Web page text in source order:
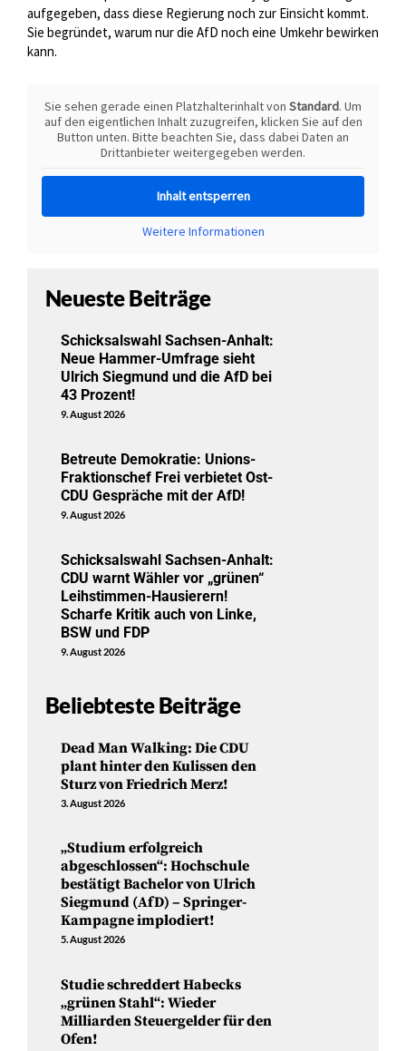
aufgegeben, dass diese Regierung noch zur Einsicht kommt.
Sie begründet, warum nur die AfD noch eine Umkehr bewirken
kann.
Sie sehen gerade einen Platzhalterinhalt von Standard. Um
auf den eigentlichen Inhalt zuzugreifen, klicken Sie auf den
Button unten. Bitte beachten Sie, dass dabei Daten an
Drittanbieter weitergegeben werden.
Inhalt entsperren
Weitere Informationen
Neueste Beiträge
Schicksalswahl Sachsen-Anhalt:
Neue Hammer-Umfrage sieht
Ulrich Siegmund und die AfD bei
43 Prozent!
9. August 2026
Betreute Demokratie: Unions-
Fraktionschef Frei verbietet Ost-
CDU Gespräche mit der AfD!
9. August 2026
Schicksalswahl Sachsen-Anhalt:
CDU warnt Wähler vor „grünen“
Leihstimmen-Hausierern!
Scharfe Kritik auch von Linke,
BSW und FDP
9. August 2026
Beliebteste Beiträge
Dead Man Walking: Die CDU
plant hinter den Kulissen den
Sturz von Friedrich Merz!
3. August 2026
„Studium erfolgreich
abgeschlossen“: Hochschule
bestätigt Bachelor von Ulrich
Siegmund (AfD) – Springer-
Kampagne implodiert!
5. August 2026
Studie schreddert Habecks
„grünen Stahl“: Wieder
Milliarden Steuergelder für den
Ofen!